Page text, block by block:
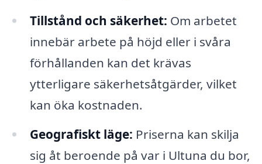
Tillstånd och säkerhet: Om arbetet
innebär arbete på höjd eller i svåra
förhållanden kan det krävas
ytterligare säkerhetsåtgärder, vilket
kan öka kostnaden.
Geografiskt läge: Priserna kan skilja
sig åt beroende på var i Ultuna du bor,